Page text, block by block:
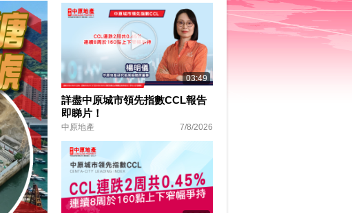
03:49
詳盡中原城市領先指數CCL報告
即睇片！
中原地產 7/8/2026